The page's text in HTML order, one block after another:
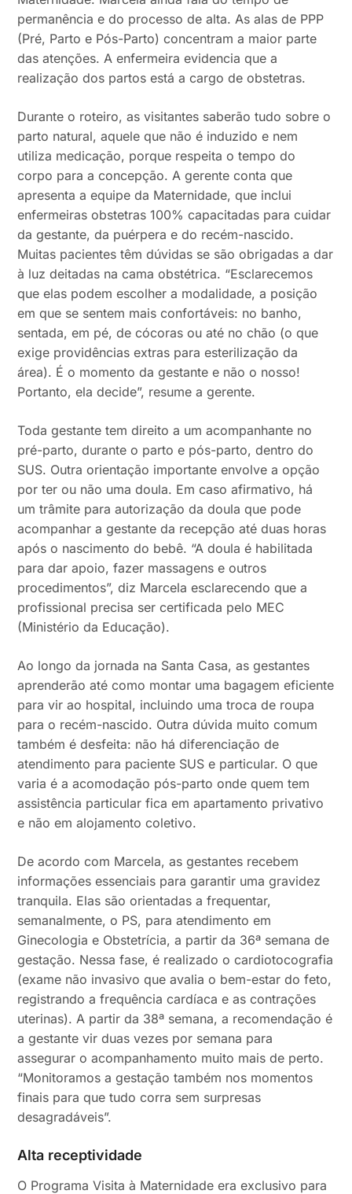
permanência e do processo de alta. As alas de PPP
(Pré, Parto e Pós-Parto) concentram a maior parte
das atenções. A enfermeira evidencia que a
realização dos partos está a cargo de obstetras.
Durante o roteiro, as visitantes saberão tudo sobre o
parto natural, aquele que não é induzido e nem
utiliza medicação, porque respeita o tempo do
corpo para a concepção. A gerente conta que
apresenta a equipe da Maternidade, que inclui
enfermeiras obstetras 100% capacitadas para cuidar
da gestante, da puérpera e do recém-nascido.
Muitas pacientes têm dúvidas se são obrigadas a dar
à luz deitadas na cama obstétrica. “Esclarecemos
que elas podem escolher a modalidade, a posição
em que se sentem mais confortáveis: no banho,
sentada, em pé, de cócoras ou até no chão (o que
exige providências extras para esterilização da
área). É o momento da gestante e não o nosso!
Portanto, ela decide”, resume a gerente.
Toda gestante tem direito a um acompanhante no
pré-parto, durante o parto e pós-parto, dentro do
SUS. Outra orientação importante envolve a opção
por ter ou não uma doula. Em caso afirmativo, há
um trâmite para autorização da doula que pode
acompanhar a gestante da recepção até duas horas
após o nascimento do bebê. “A doula é habilitada
para dar apoio, fazer massagens e outros
procedimentos”, diz Marcela esclarecendo que a
profissional precisa ser certificada pelo MEC
(Ministério da Educação).
Ao longo da jornada na Santa Casa, as gestantes
aprenderão até como montar uma bagagem eficiente
para vir ao hospital, incluindo uma troca de roupa
para o recém-nascido. Outra dúvida muito comum
também é desfeita: não há diferenciação de
atendimento para paciente SUS e particular. O que
varia é a acomodação pós-parto onde quem tem
assistência particular fica em apartamento privativo
e não em alojamento coletivo.
De acordo com Marcela, as gestantes recebem
informações essenciais para garantir uma gravidez
tranquila. Elas são orientadas a frequentar,
semanalmente, o PS, para atendimento em
Ginecologia e Obstetrícia, a partir da 36ª semana de
gestação. Nessa fase, é realizado o cardiotocografia
(exame não invasivo que avalia o bem-estar do feto,
registrando a frequência cardíaca e as contrações
uterinas). A partir da 38ª semana, a recomendação é
a gestante vir duas vezes por semana para
assegurar o acompanhamento muito mais de perto.
“Monitoramos a gestação também nos momentos
finais para que tudo corra sem surpresas
desagradáveis”.
Alta receptividade
O Programa Visita à Maternidade era exclusivo para